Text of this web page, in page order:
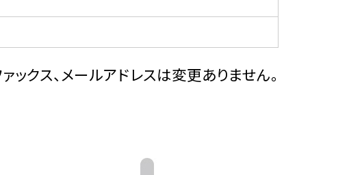
クス、メールアドレスは変更ありません。